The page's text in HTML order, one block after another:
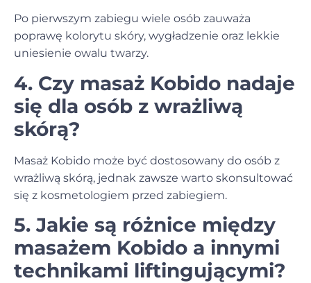
Po pierwszym zabiegu wiele osób zauważa
poprawę kolorytu skóry, wygładzenie oraz lekkie
uniesienie owalu twarzy.
4. Czy masaż Kobido nadaje
się dla osób z wrażliwą
skórą?
Masaż Kobido może być dostosowany do osób z
wrażliwą skórą, jednak zawsze warto skonsultować
się z kosmetologiem przed zabiegiem.
5. Jakie są różnice między
masażem Kobido a innymi
technikami liftingującymi?